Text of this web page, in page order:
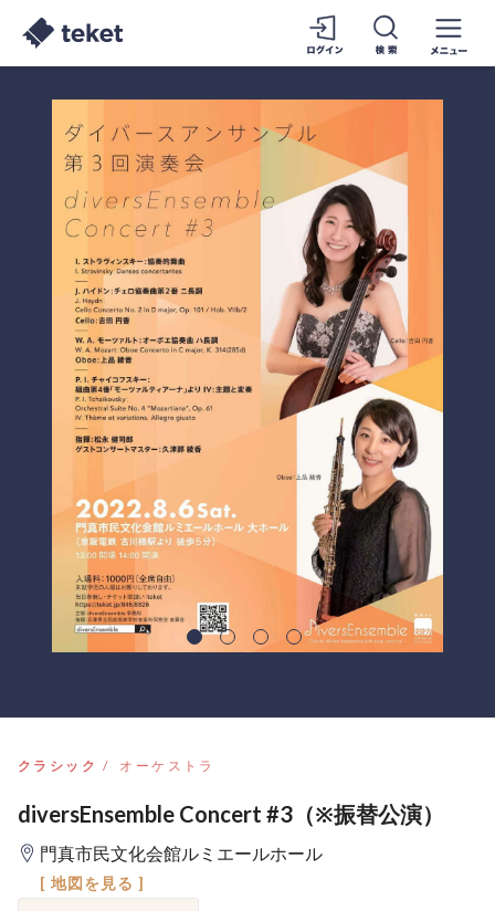
クラシック オーケストラ
diversEnsemble Concert #3（※振替公演）
門真市民文化会館ルミエールホール
[ 地図を見る ]